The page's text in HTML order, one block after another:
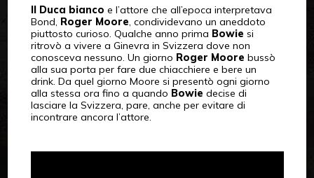
Il Duca bianco e l’attore che all’epoca interpretava
Bond, Roger Moore, condividevano un aneddoto
piuttosto curioso. Qualche anno prima Bowie si
ritrovò a vivere a Ginevra in Svizzera dove non
conosceva nessuno. Un giorno Roger Moore bussò
alla sua porta per fare due chiacchiere e bere un
drink. Da quel giorno Moore si presentò ogni giorno
alla stessa ora fino a quando Bowie decise di
lasciare la Svizzera, pare, anche per evitare di
incontrare ancora l’attore.